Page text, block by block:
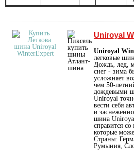
Uniroyal
Uniroyal
легковые
Дождь, лед,
снег - зима
усложняет
чем 50-
дождевыми
Uniroyal
вести себя
и
шина
справится
которые
Страны:
Румыния,